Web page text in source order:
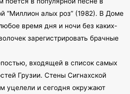
“Миллион алых роз” (1982). В Доме
время дня и ночи без каких-
зарегистрировать брачные
входящей в список самых
Грузии. Стены Сигнахской
уцелели и сегодня окружают